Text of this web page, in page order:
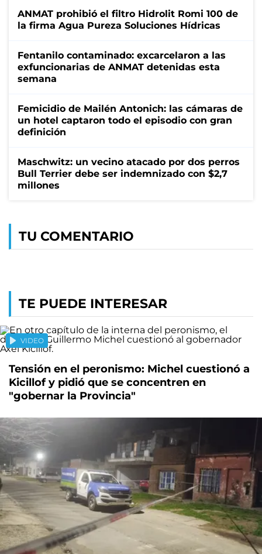
ANMAT prohibió el filtro Hidrolit Romi 100 de
la firma Agua Pureza Soluciones Hídricas
Fentanilo contaminado: excarcelaron a las
exfuncionarias de ANMAT detenidas esta
semana
Femicidio de Mailén Antonich: las cámaras de
un hotel captaron todo el episodio con gran
definición
Maschwitz: un vecino atacado por dos perros
Bull Terrier debe ser indemnizado con $2,7
millones
TU COMENTARIO
TE PUEDE INTERESAR
VIDEO
Tensión en el peronismo: Michel cuestionó a
Kicillof y pidió que se concentren en
"gobernar la Provincia"